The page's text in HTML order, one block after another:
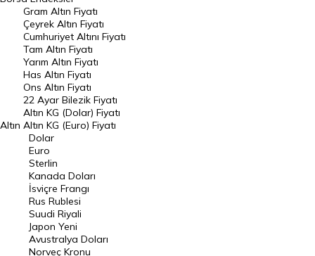
Raporlar
Endeksler
DÖVİZ
Döviz Kuru
Dolar Kuru
Euro Kuru
Pound Kuru
Frank Kuru
Riyal Kuru
Avustralya Doları
Danimarka Kronu Kuru
Altın
Gram Altın Fiyatı
Çeyrek Altın Fiyatı
Cumhuriyet Altını Fiyatı
Tam Altın Fiyatı
Yarım Altın Fiyatı
Has Altın Fiyatı
Ons Altın Fiyatı
22 Ayar Bilezik Fiyatı
Altın KG (Dolar) Fiyatı
Altın KG (Euro) Fiyatı
Dolar
Euro
Sterlin
Kanada Doları
İsviçre Frangı
Rus Rublesi
Suudi Riyali
Japon Yeni
Avustralya Doları
Norveç Kronu